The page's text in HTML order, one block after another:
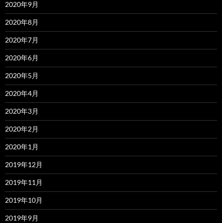
2020年9月
2020年8月
2020年7月
2020年6月
2020年5月
2020年4月
2020年3月
2020年2月
2020年1月
2019年12月
2019年11月
2019年10月
2019年9月